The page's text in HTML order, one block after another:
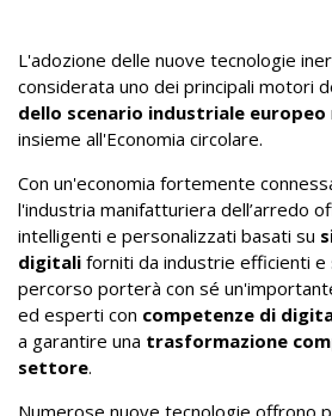
L'adozione delle nuove tecnologie
considerata uno dei principali motori
dello scenario industriale europeo
insieme all'Economia circolare.
Con un'economia fortemente
l'industria manifatturiera dell’arredo
intelligenti e personalizzati basati su
digitali forniti da industrie efficienti e
percorso porterà con sé
ed esperti con competenze di
a garantire una trasformazione
settore.